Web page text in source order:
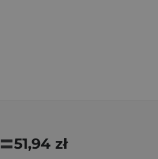
=51,94 zł